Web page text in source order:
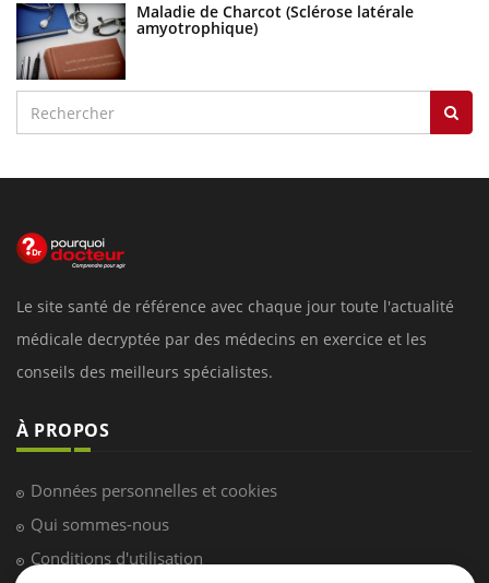
Maladie de Charcot (Sclérose latérale
amyotrophique)
Le site santé de référence avec chaque jour toute l'actualité
médicale decryptée par des médecins en exercice et les
conseils des meilleurs spécialistes.
À PROPOS
Données personnelles et cookies
Qui sommes-nous
Conditions d'utilisation